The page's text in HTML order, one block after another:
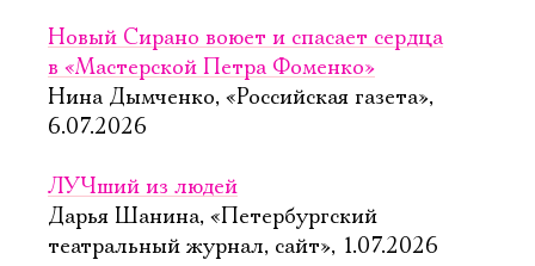
Новый Сирано воюет и спасает сердца
в «Мастерской Петра Фоменко»
Нина Дымченко, «Российская газета»,
6.07.2026
ЛУЧший из людей
Дарья Шанина, «Петербургский
театральный журнал, сайт», 1.07.2026